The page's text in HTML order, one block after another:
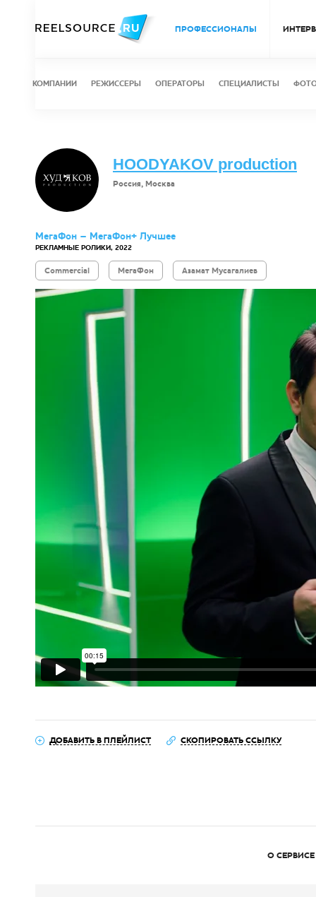
ПРОФЕССИОНАЛЫ
КОМПАНИИ РЕЖИССЕРЫ ОПЕРАТОРЫ СПЕЦИАЛИСТЫ
HOODYAKOV production
Россия, Москва
МегаФон – МегаФон+ Лучшее
РЕКЛАМНЫЕ РОЛИКИ, 2022
Commercial МегаФон Азамат Мусагалиев
ДОБАВИТЬ В ПЛЕЙЛИСТ СКОПИРОВАТЬ ССЫЛКУ
О СЕРВИСЕ